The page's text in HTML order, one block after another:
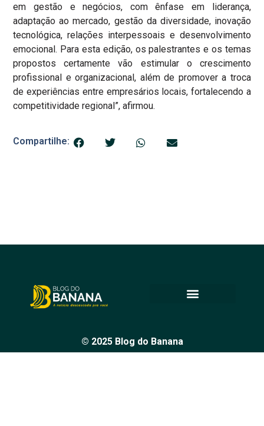
em gestão e negócios, com ênfase em liderança,
adaptação ao mercado, gestão da diversidade, inovação
tecnológica, relações interpessoais e desenvolvimento
emocional. Para esta edição, os palestrantes e os temas
propostos certamente vão estimular o crescimento
profissional e organizacional, além de promover a troca
de experiências entre empresários locais, fortalecendo a
competitividade regional”, afirmou.
Compartilhe:
© 2025 Blog do Banana